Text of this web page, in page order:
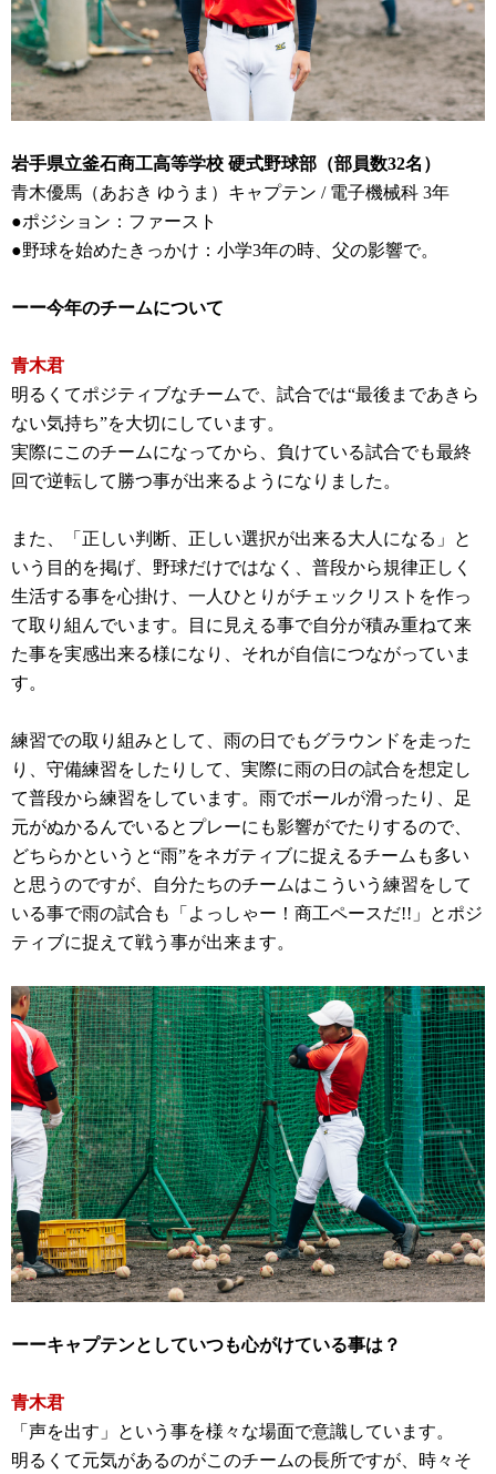
岩手県立釜石商工高等学校 硬式野球部（部員数32名）
青木優馬（あおき ゆうま）キャプテン / 電子機械科 3年
●ポジション：ファースト
●野球を始めたきっかけ：小学3年の時、父の影響で。
ーー今年のチームについて
青木君
明るくてポジティブなチームで、試合では“最後まであきら
ない気持ち”を大切にしています。
実際にこのチームになってから、負けている試合でも最終
回で逆転して勝つ事が出来るようになりました。
また、「正しい判断、正しい選択が出来る大人になる」と
いう目的を掲げ、野球だけではなく、普段から規律正しく
生活する事を心掛け、一人ひとりがチェックリストを作っ
て取り組んでいます。目に見える事で自分が積み重ねて来
た事を実感出来る様になり、それが自信につながっていま
す。
練習での取り組みとして、雨の日でもグラウンドを走った
り、守備練習をしたりして、実際に雨の日の試合を想定し
て普段から練習をしています。雨でボールが滑ったり、足
元がぬかるんでいるとプレーにも影響がでたりするので、
どちらかというと“雨”をネガティブに捉えるチームも多い
と思うのですが、自分たちのチームはこういう練習をして
いる事で雨の試合も「よっしゃー！商工ペースだ!!」とポジ
ティブに捉えて戦う事が出来ます。
ーーキャプテンとしていつも心がけている事は？
青木君
「声を出す」という事を様々な場面で意識しています。
明るくて元気があるのがこのチームの長所ですが、時々そ